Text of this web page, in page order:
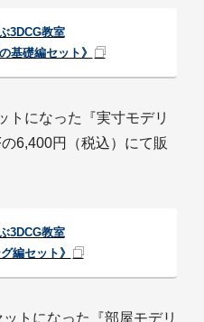
3DCG教室
基礎編セット》
トになった『実寸モデリ
6,400円（税込）にて販
3DCG教室
編セット》
トになった『部屋モデリ